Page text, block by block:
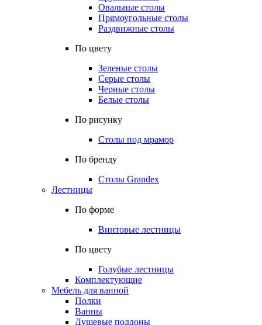
Овальные столы
Прямоугольные столы
Раздвижные столы
По цвету
Зеленые столы
Серые столы
Черные столы
Белые столы
По рисунку
Столы под мрамор
По бренду
Столы Grandex
Лестницы
По форме
Винтовые лестницы
По цвету
Голубые лестницы
Комплектующие
Мебель для ванной
Полки
Ванны
Душевые поддоны